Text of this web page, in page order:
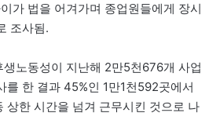
가 법을 어겨가며 종업원들에게 장시
조사됨.
노동성이 지난해 2만5천676개 사업
를 한 결과 45%인 1만1천592곳에서
상한 시간을 넘겨 근무시킨 것으로 나